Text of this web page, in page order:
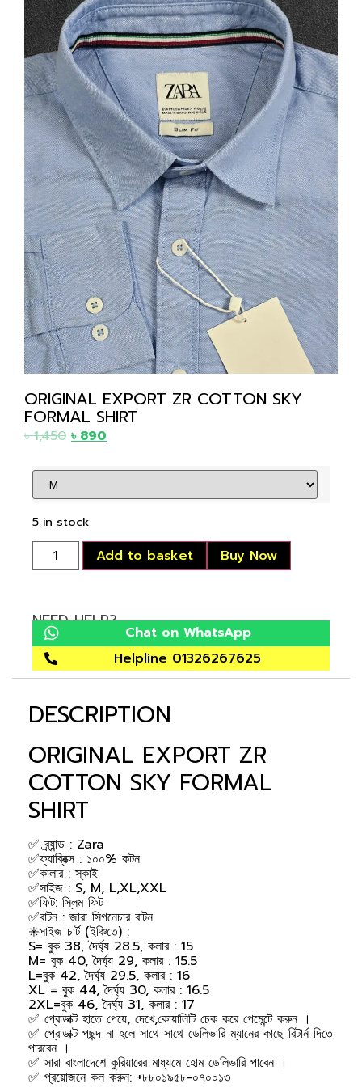
ORIGINAL EXPORT ZR COTTON SKY
FORMAL SHIRT
৳1,450 ৳ 890
5 in stock
Add to basket Buy Now
NEED HELP?
Chat on WhatsApp
Helpline 01326267625
DESCRIPTION
ORIGINAL EXPORT ZR
COTTON SKY FORMAL
SHIRT
✅ ব্র্যান্ড : Zara
✅ফ্যাব্রিক্স : ১০০% কটন
✅কালার : স্কাই
✅সাইজ : S, M, L,XL,XXL
✅ফিট: স্লিম ফিট
✅বাটন : জারা সিগনেচার বাটন
✳️সাইজ চার্ট (ইঞ্চিতে) :
S= বুক 38, দৈর্ঘ্য 28.5, কলার : 15
M= বুক 40, দৈর্ঘ্য 29, কলার : 15.5
L=বুক 42, দৈর্ঘ্য 29.5, কলার : 16
XL = বুক 44, দৈর্ঘ্য 30, কলার : 16.5
2XL=বুক 46, দৈর্ঘ্য 31, কলার : 17
✅ প্রোডাক্ট হাতে পেয়ে, দেখে,কোয়ালিটি চেক করে পেমেন্টে করুন ।
✅ প্রোডাক্ট পছন্দ না হলে সাথে সাথে ডেলিভারি ম্যানের কাছে রিটার্ন দিতে
পারবেন ।
✅ সারা বাংলাদেশে কুরিয়ারের মাধ্যমে হোম ডেলিভারি পাবেন ।
✅ প্রয়োজনে কল করুন: +৮৮০১৯৫৮-০৭০০১৩